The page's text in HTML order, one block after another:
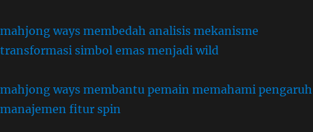
mahjong ways membedah analisis mekanisme
transformasi simbol emas menjadi wild
mahjong ways membantu pemain memahami pengaruh
manajemen fitur spin